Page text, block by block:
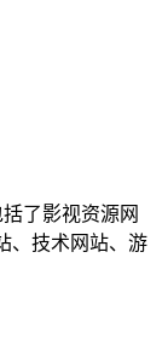
了影视资源网
、技术网站、游